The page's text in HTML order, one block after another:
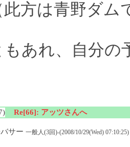
此方は青野ダム
あれ、自分の
Re[66]: アッツさんへ
サー 一般人(3回)-(2008/10/29(Wed) 07:10:25)